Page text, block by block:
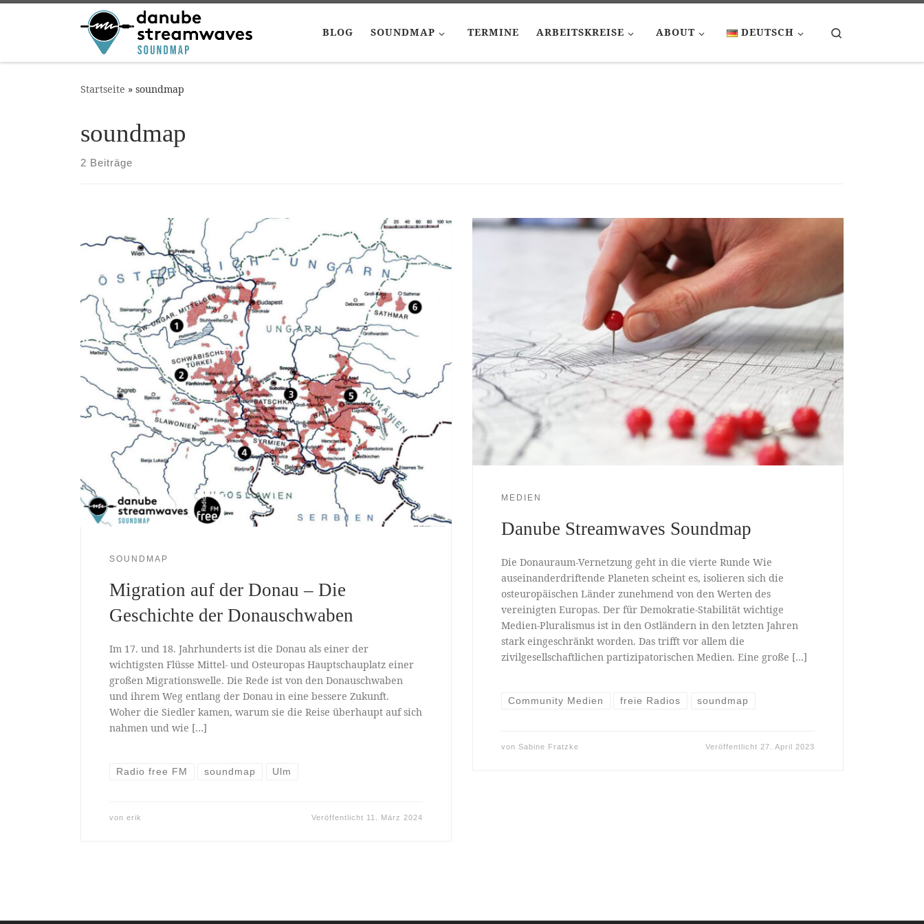
Zum Inhalt springen
BLOG SOUNDMAP TERMINE ARBEITSKREISE ABOUT DEUTSCH
Startseite » soundmap
soundmap
2 Beiträge
SOUNDMAP
Migration auf der Donau – Die
Geschichte der Donauschwaben
Im 17. und 18. Jahrhunderts ist die Donau als einer der
wichtigsten Flüsse Mittel- und Osteuropas Hauptschauplatz einer
großen Migrationswelle. Die Rede ist von den Donauschwaben
und ihrem Weg entlang der Donau in eine bessere Zukunft.
Woher die Siedler kamen, warum sie die Reise überhaupt auf sich
nahmen und wie […]
Radio free FM soundmap Ulm
von erik Veröffentlicht 11. März 2024
MEDIEN
Danube Streamwaves Soundmap
Die Donauraum-Vernetzung geht in die vierte Runde Wie
auseinanderdriftende Planeten scheint es, isolieren sich die
osteuropäischen Länder zunehmend von den Werten des
vereinigten Europas. Der für Demokratie-Stabilität wichtige
Medien-Pluralismus ist in den Ostländern in den letzten Jahren
stark eingeschränkt worden. Das trifft vor allem die
zivilgesellschaftlichen partizipatorischen Medien. Eine große […]
Community Medien freie Radios soundmap
von Sabine Fratzke Veröffentlicht 27. April 2023